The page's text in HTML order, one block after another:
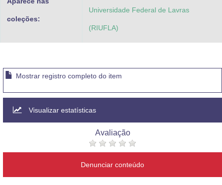
coleções:
Universidade Federal de Lavras
(RIUFLA)
Mostrar registro completo do item
Visualizar estatísticas
Avaliação
Denunciar conteúdo